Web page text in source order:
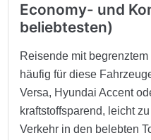
Economy- und
beliebtesten)
Reisende mit
häufig für diese
Versa, Hyundai Accent
kraftstoffsparend, leicht
Verkehr in den belebten